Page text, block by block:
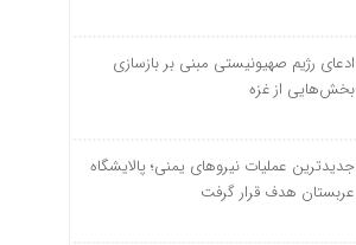
ادعای رژیم صهیونیستی مبنی بر بازسازی
بخش‌هایی از غزه
جدیدترین عملیات نیروهای یمنی؛ پالایشگاه
عربستان هدف قرار گرفت